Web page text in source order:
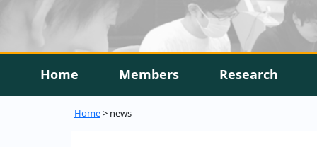
Home Members Research
Home> news